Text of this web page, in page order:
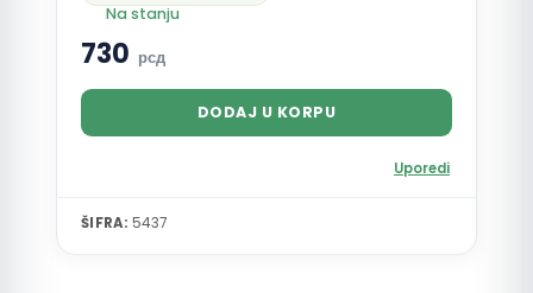
Na stanju
730 рсд
DODAJ U KORPU
Uporedi
ŠIFRA: 5437